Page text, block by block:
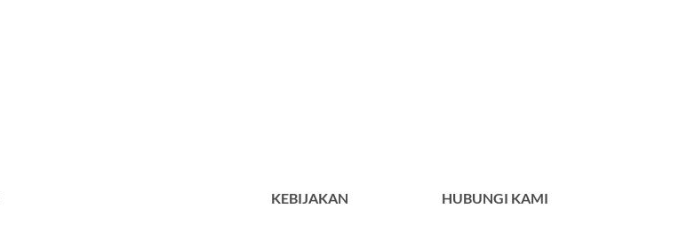
KEBIJAKAN HUBUNGI KAMI